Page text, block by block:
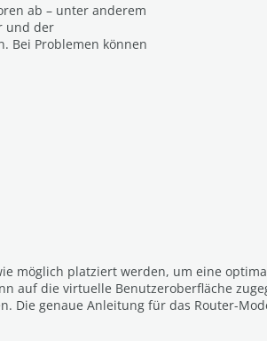
ab – unter anderem
und der
Bei Problemen können
möglich platziert werden, um eine
auf die virtuelle Benutzeroberfläche
Die genaue Anleitung für das Router-